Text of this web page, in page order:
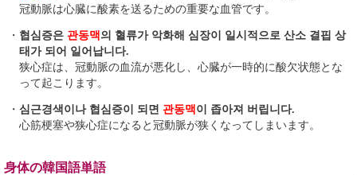
冠動脈は心臓に酸素を送るための重要な血管です。
・ 협심증은 관동맥 의 혈류가 악화해 심장이 일시적으로 산소 결핍 상
태가 되어 일어납니다.
狭心症は、冠動脈の血流が悪化し、心臓が一時的に酸欠状態とな
って起こります。
・ 심근경색이나 협심증이 되면 관동맥 이 좁아져 버립니다.
心筋梗塞や狭心症になると冠動脈が狭くなってしまいます。
身体の韓国語単語